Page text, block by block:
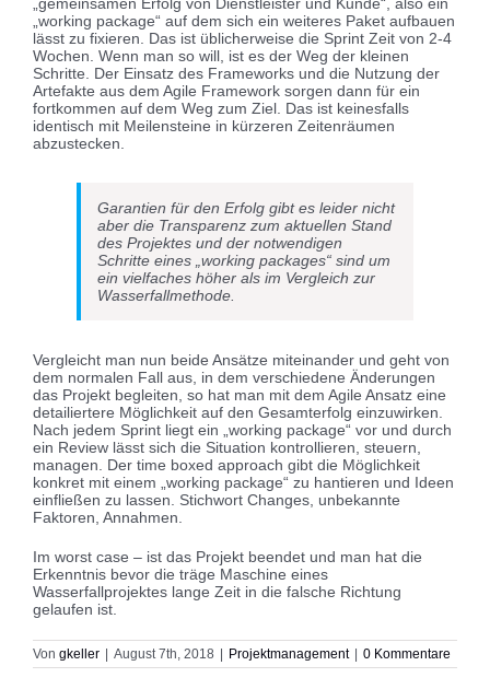
„working package“ auf dem sich ein weiteres Paket aufbauen
lässt zu fixieren. Das ist üblicherweise die Sprint Zeit von 2-4
Wochen. Wenn man so will, ist es der Weg der kleinen
Schritte. Der Einsatz des Frameworks und die Nutzung der
Artefakte aus dem Agile Framework sorgen dann für ein
fortkommen auf dem Weg zum Ziel. Das ist keinesfalls
identisch mit Meilensteine in kürzeren Zeitenräumen
abzustecken.
Garantien für den Erfolg gibt es leider nicht
aber die Transparenz zum aktuellen Stand
des Projektes und der notwendigen
Schritte eines „working packages“ sind um
ein vielfaches höher als im Vergleich zur
Wasserfallmethode.
Vergleicht man nun beide Ansätze miteinander und geht von
dem normalen Fall aus, in dem verschiedene Änderungen
das Projekt begleiten, so hat man mit dem Agile Ansatz eine
detailiertere Möglichkeit auf den Gesamterfolg einzuwirken.
Nach jedem Sprint liegt ein „working package“ vor und durch
ein Review lässt sich die Situation kontrollieren, steuern,
managen. Der time boxed approach gibt die Möglichkeit
konkret mit einem „working package“ zu hantieren und Ideen
einfließen zu lassen. Stichwort Changes, unbekannte
Faktoren, Annahmen.
Im worst case – ist das Projekt beendet und man hat die
Erkenntnis bevor die träge Maschine eines
Wasserfallprojektes lange Zeit in die falsche Richtung
gelaufen ist.
Von gkeller | August 7th, 2018 | Projektmanagement | 0 Kommentare